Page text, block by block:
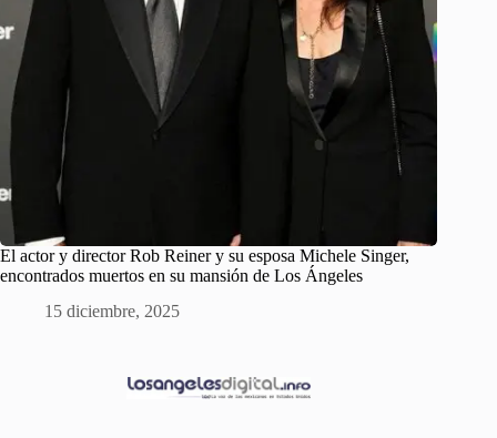
El actor y director Rob Reiner y su esposa Michele Singer,
encontrados muertos en su mansión de Los Ángeles
15 diciembre, 2025